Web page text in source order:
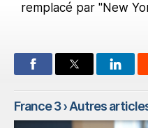
remplacé par "New
France 3› Autres